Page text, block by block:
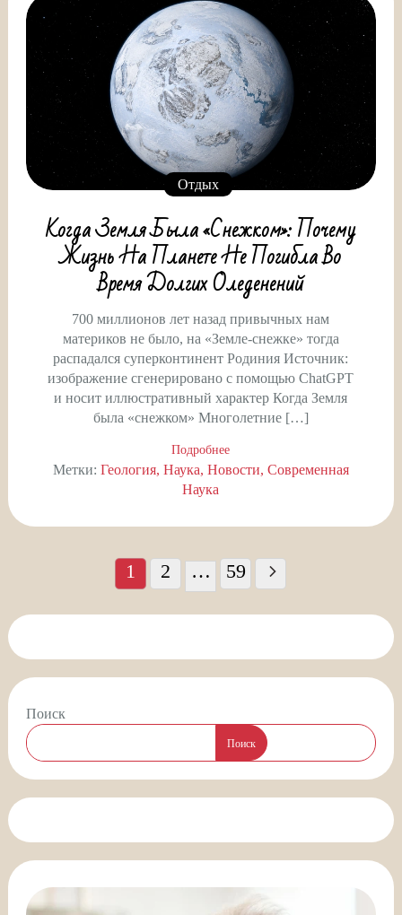
Отдых
Когда Земля Была «снежком»: Почему
Жизнь На Планете Не Погибла Во
Время Долгих Оледенений
700 миллионов лет назад привычных нам
материков не было, на «Земле-снежке» тогда
распадался суперконтинент Родиния Источник:
изображение сгенерировано с помощью ChatGPT
и носит иллюстративный характер Когда Земля
была «снежком» Многолетние […]
Подробнее
Метки: Геология Наука Новости Современная
Наука
Пагинация
1 2 … 59
Поиск
Поиск